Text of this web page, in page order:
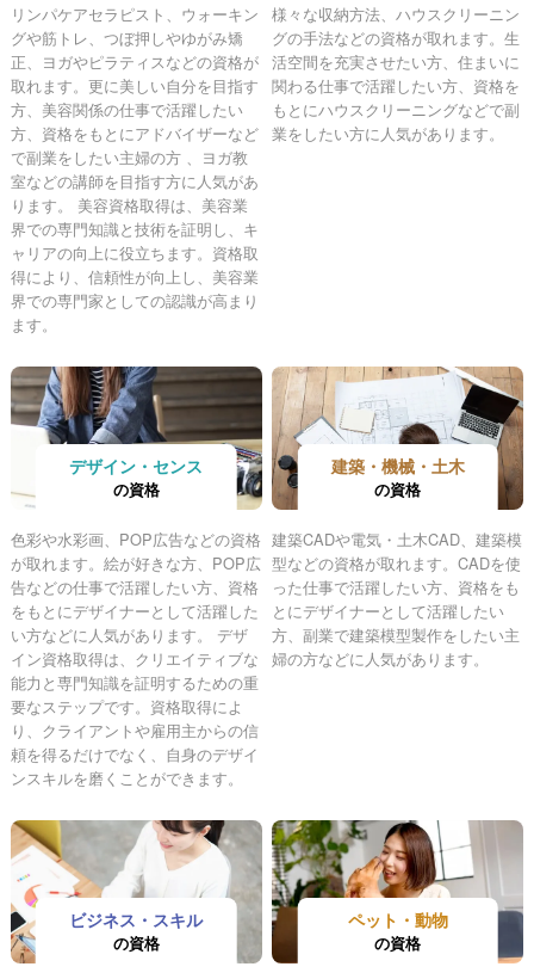
リンパケアセラピスト、ウォーキン
グや筋トレ、つぼ押しやゆがみ矯
正、ヨガやピラティスなどの資格が
取れます。更に美しい自分を目指す
方、美容関係の仕事で活躍したい
方、資格をもとにアドバイザーなど
で副業をしたい主婦の方 、ヨガ教
室などの講師を目指す方に人気があ
ります。 美容資格取得は、美容業
界での専門知識と技術を証明し、キ
ャリアの向上に役立ちます。資格取
得により、信頼性が向上し、美容業
界での専門家としての認識が高まり
ます。
様々な収納方法、ハウスクリーニン
グの手法などの資格が取れます。生
活空間を充実させたい方、住まいに
関わる仕事で活躍したい方、資格を
もとにハウスクリーニングなどで副
業をしたい方に人気があります。
デザイン・センス
の資格
色彩や水彩画、POP広告などの資格
が取れます。絵が好きな方、POP広
告などの仕事で活躍したい方、資格
をもとにデザイナーとして活躍した
い方などに人気があります。 デザ
イン資格取得は、クリエイティブな
能力と専門知識を証明するための重
要なステップです。資格取得によ
り、クライアントや雇用主からの信
頼を得るだけでなく、自身のデザイ
ンスキルを磨くことができます。
建築・機械・土木
の資格
建築CADや電気・土木CAD、建築模
型などの資格が取れます。CADを使
った仕事で活躍したい方、資格をも
とにデザイナーとして活躍したい
方、副業で建築模型製作をしたい主
婦の方などに人気があります。
ビジネス・スキル
の資格
ペット・動物
の資格